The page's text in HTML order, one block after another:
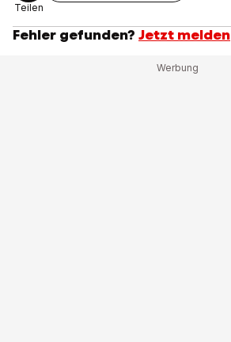
Teilen
Fehler gefunden? Jetzt melden